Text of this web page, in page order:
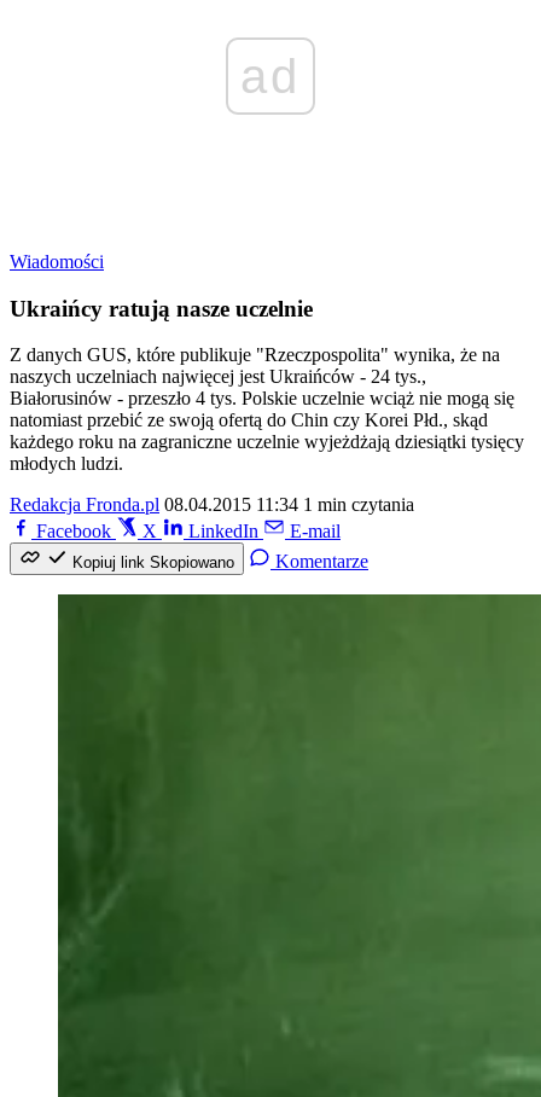
ad
Wiadomości
Ukraińcy ratują nasze uczelnie
Z danych GUS, które publikuje "Rzeczpospolita" wynika, że na
naszych uczelniach najwięcej jest Ukraińców - 24 tys.,
Białorusinów - przeszło 4 tys. Polskie uczelnie wciąż nie mogą się
natomiast przebić ze swoją ofertą do Chin czy Korei Płd., skąd
każdego roku na zagraniczne uczelnie wyjeżdżają dziesiątki tysięcy
młodych ludzi.
Redakcja Fronda.pl 08.04.2015 11:34 1 min czytania
Facebook
X LinkedIn E-mail
Kopiuj link Skopiowano Komentarze